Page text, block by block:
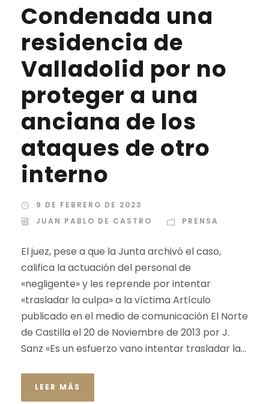
Condenada una
residencia de
Valladolid por no
proteger a una
anciana de los
ataques de otro
interno
9 DE FEBRERO DE 2023
JUAN PABLO DE CASTRO
PRENSA
El juez, pese a que la Junta archivó el caso,
califica la actuación del personal de
«negligente» y les reprende por intentar
«trasladar la culpa» a la víctima Artículo
publicado en el medio de comunicación El Norte
de Castilla el 20 de Noviembre de 2013 por J.
Sanz «Es un esfuerzo vano intentar trasladar la...
LEER MÁS